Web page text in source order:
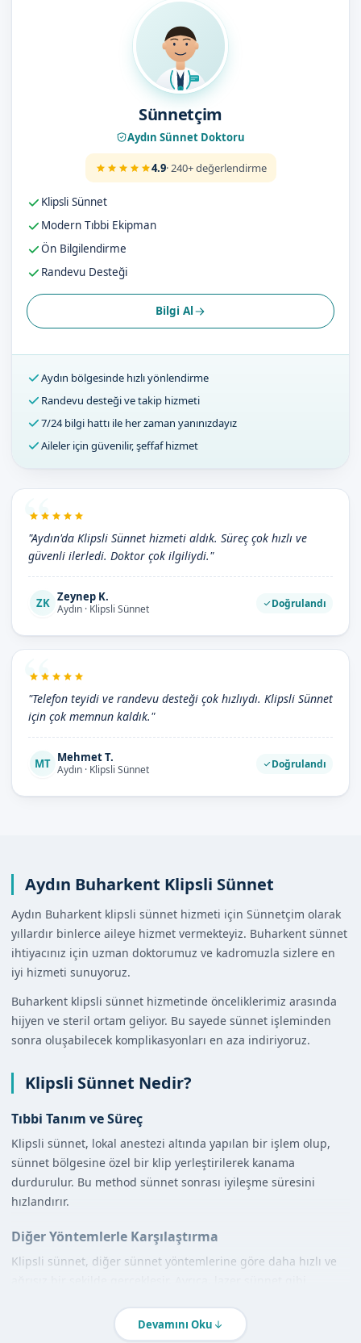
Sünnetçim
Aydın Sünnet Doktoru
4.9· 240+ değerlendirme
Klipsli Sünnet
Modern Tıbbi Ekipman
Ön Bilgilendirme
Randevu Desteği
Bilgi Al
Aydın bölgesinde hızlı yönlendirme
Randevu desteği ve takip hizmeti
7/24 bilgi hattı ile her zaman yanınızdayız
Aileler için güvenilir, şeffaf hizmet
"Aydın'da Klipsli Sünnet hizmeti aldık. Süreç çok hızlı ve
güvenli ilerledi. Doktor çok ilgiliydi."
ZK Zeynep K.
Aydın · Klipsli Sünnet Doğrulandı
"Telefon teyidi ve randevu desteği çok hızlıydı. Klipsli Sünnet
için çok memnun kaldık."
MT Mehmet T.
Aydın · Klipsli Sünnet Doğrulandı
Aydın Buharkent Klipsli Sünnet
Aydın Buharkent klipsli sünnet hizmeti için Sünnetçim olarak
yıllardır binlerce aileye hizmet vermekteyiz. Buharkent sünnet
ihtiyacınız için uzman doktorumuz ve kadromuzla sizlere en
iyi hizmeti sunuyoruz.
Buharkent klipsli sünnet hizmetinde önceliklerimiz arasında
hijyen ve steril ortam geliyor. Bu sayede sünnet işleminden
sonra oluşabilecek komplikasyonları en aza indiriyoruz.
Klipsli Sünnet Nedir?
Tıbbi Tanım ve Süreç
Klipsli sünnet, lokal anestezi altında yapılan bir işlem olup,
sünnet bölgesine özel bir klip yerleştirilerek kanama
durdurulur. Bu method sünnet sonrası iyileşme süresini
hızlandırır.
Diğer Yöntemlerle Karşılaştırma
Klipsli sünnet, diğer sünnet yöntemlerine göre daha hızlı ve
Devamını Oku